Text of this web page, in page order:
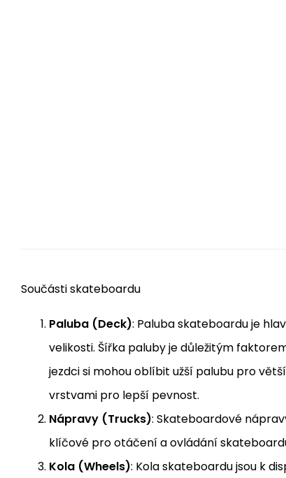
Součásti skateboardu
Paluba (Deck): Paluba skateboardu je
velikosti. Šířka paluby je důležitým
jezdci si mohou oblíbit užší palubu pro
vrstvami pro lepší pevnost.
Nápravy (Trucks): Skateboardové
klíčové pro otáčení a ovládání
Kola (Wheels): Kola skateboardu jsou k